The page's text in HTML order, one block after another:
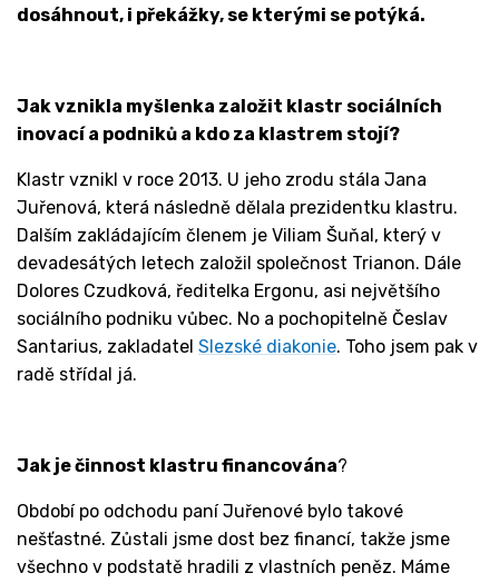
dosáhnout, i překážky, se kterými se potýká.
Jak vznikla myšlenka založit klastr sociálních
inovací a podniků a kdo za klastrem stojí?
Klastr vznikl v roce 2013. U jeho zrodu stála Jana
Juřenová, která následně dělala prezidentku klastru.
Dalším zakládajícím členem je Viliam Šuňal, který v
devadesátých letech založil společnost Trianon. Dále
Dolores Czudková, ředitelka Ergonu, asi největšího
sociálního podniku vůbec. No a pochopitelně Česlav
Santarius, zakladatel Slezské diakonie. Toho jsem pak v
radě střídal já.
Jak je činnost klastru financována?
Období po odchodu paní Juřenové bylo takové
nešťastné. Zůstali jsme dost bez financí, takže jsme
všechno v podstatě hradili z vlastních peněz. Máme